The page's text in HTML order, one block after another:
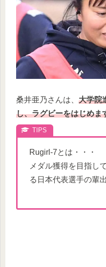
桑井亜乃さんは、 大学院
し、ラグビーをはじめま
Rugirl-7とは・・・
メダル獲得を目指し
る日本代表選手の輩